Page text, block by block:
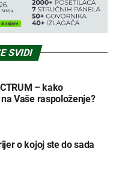
SVIDI
– kako
Vaše raspoloženje?
o kojoj ste do sada